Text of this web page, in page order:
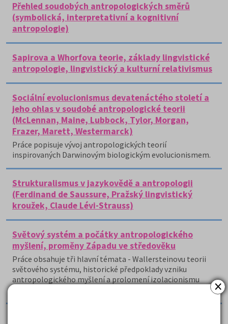
×
Přehled soudobých antropologických směrů
(symbolická, interpretativní a kognitivní
antropologie)
Sapirova a Whorfova teorie, základy lingvistické
antropologie, lingvistický a kulturní relativismus
Sociální evolucionismus devatenáctého století a
jeho ohlas v soudobé antropologické teorii
(McLennan, Maine, Lubbock, Tylor, Morgan,
Frazer, Marett, Westermarck)
Práce popisuje vývoj antropologických teorií
inspirovaných Darwinovým biologickým evolucionismem.
Strukturalismus v jazykovědě a antropologii
(Ferdinand de Saussure, Pražský lingvistický
kroužek, Claude Lévi-Strauss)
Světový systém a počátky antropologického
myšlení, proměny Západu ve středověku
Práce obsahuje tři hlavní témata - Wallersteinovu teorii
světového systému, historické předpoklady vzniku
antropologického myšlení a prolomení izolacionismu